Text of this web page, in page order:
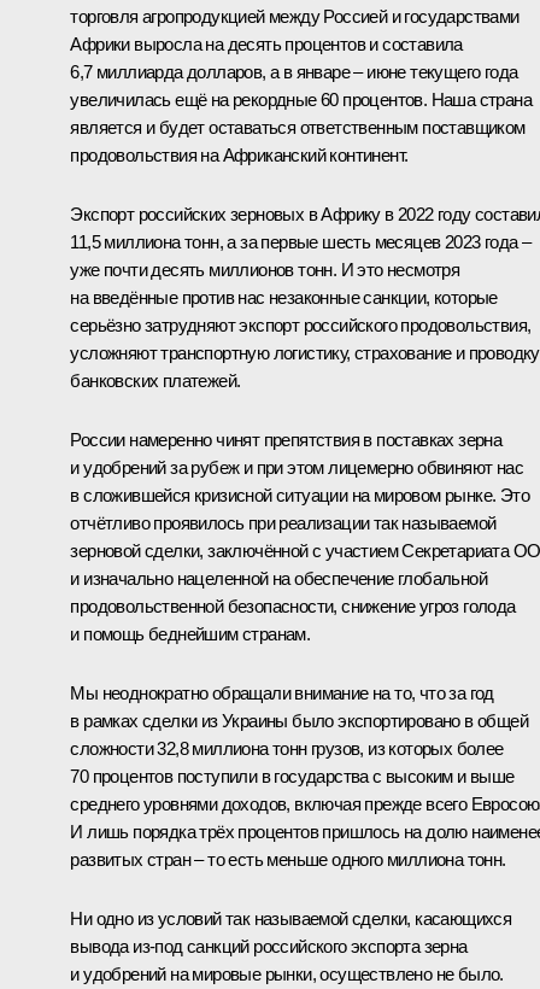
торговля агропродукцией между Россией и государствами
Африки выросла на десять процентов и составила
6,7 миллиарда долларов, а в январе – июне текущего года
увеличилась ещё на рекордные 60 процентов. Наша страна
является и будет оставаться ответственным поставщиком
продовольствия на Африканский континент.
Экспорт российских зерновых в Африку в 2022 году
11,5 миллиона тонн, а за первые шесть месяцев 2023 года –
уже почти десять миллионов тонн. И это несмотря
на введённые против нас незаконные санкции, которые
серьёзно затрудняют экспорт российского продовольствия,
усложняют транспортную логистику, страхование и проводку
банковских платежей.
России намеренно чинят препятствия в поставках зерна
и удобрений за рубеж и при этом лицемерно обвиняют нас
в сложившейся кризисной ситуации на мировом рынке. Это
отчётливо проявилось при реализации так называемой
зерновой сделки, заключённой с участием Секретариата
и изначально нацеленной на обеспечение глобальной
продовольственной безопасности, снижение угроз голода
и помощь беднейшим странам.
Мы неоднократно обращали внимание на то, что за год
в рамках сделки из Украины было экспортировано в общей
сложности 32,8 миллиона тонн грузов, из которых более
70 процентов поступили в государства с высоким и выше
среднего уровнями доходов, включая прежде всего
И лишь порядка трёх процентов пришлось на долю
развитых стран – то есть меньше одного миллиона тонн.
Ни одно из условий так называемой сделки, касающихся
вывода из-под санкций российского экспорта зерна
и удобрений на мировые рынки, осуществлено не было.